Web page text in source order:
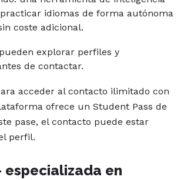
idiomas de forma autónoma
coste adicional.
explorar perfiles y
de contactar.
acceder al contacto ilimitado con
ofrece un Student Pass de
pase, el contacto puede estar
perfil.
especializada en